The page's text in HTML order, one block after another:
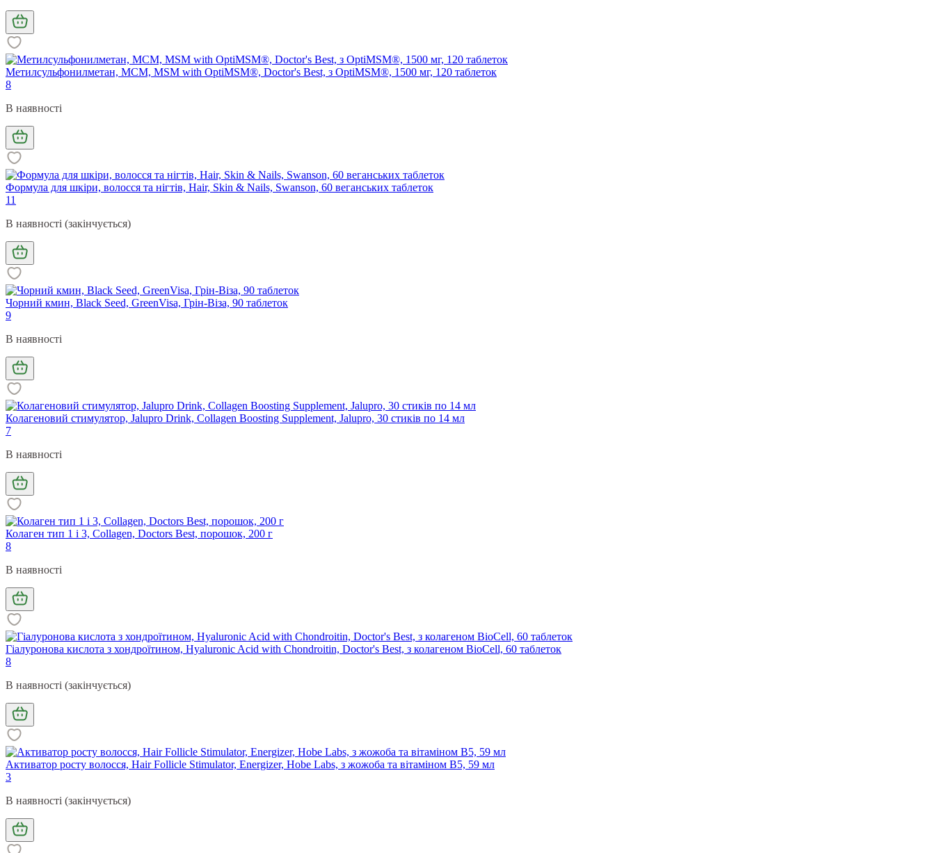
Метилсульфонилметан, МСМ, MSM with OptiMSM®, Doctor's Best, з OptiMSM®, 1500 мг, 120 таблеток
8
В наявності
Формула для шкіри, волосся та нігтів, Hair, Skin & Nails, Swanson, 60 веганських таблеток
11
В наявності (закінчується)
Чорний кмин, Black Seed, GreenVisa, Грін-Віза, 90 таблеток
9
В наявності
Колагеновий стимулятор, Jalupro Drink, Collagen Boosting Supplement, Jalupro, 30 стиків по 14 мл
7
В наявності
Колаген тип 1 і 3, Collagen, Doctors Best, порошок, 200 г
8
В наявності
Гіалуронова кислота з хондроїтином, Hyaluronic Acid with Chondroitin, Doctor's Best, з колагеном BioCell, 60 таблеток
8
В наявності (закінчується)
Активатор росту волосся, Hair Follicle Stimulator, Energizer, Hobe Labs, з жожоба та вітаміном B5, 59 мл
3
В наявності (закінчується)